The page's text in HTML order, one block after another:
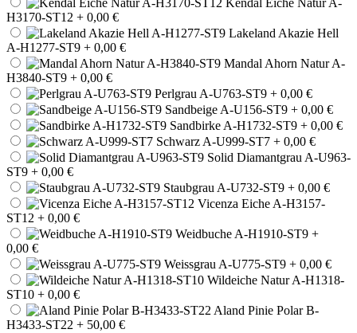
Kendal Eiche Natur A-
H3170-ST12 + 0,00 €
Lakeland Akazie Hell
A-H1277-ST9 + 0,00 €
Mandal Ahorn Natur A-
H3840-ST9 + 0,00 €
Perlgrau A-U763-ST9 + 0,00 €
Sandbeige A-U156-ST9 + 0,00 €
Sandbirke A-H1732-ST9 + 0,00 €
Schwarz A-U999-ST7 + 0,00 €
Solid Diamantgrau A-U963-
ST9 + 0,00 €
Staubgrau A-U732-ST9 + 0,00 €
Vicenza Eiche A-H3157-
ST12 + 0,00 €
Weidbuche A-H1910-ST9 +
0,00 €
Weissgrau A-U775-ST9 + 0,00 €
Wildeiche Natur A-H1318-
ST10 + 0,00 €
Aland Pinie Polar B-
H3433-ST22 + 50,00 €